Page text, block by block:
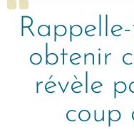
obtenir
révèle
coup